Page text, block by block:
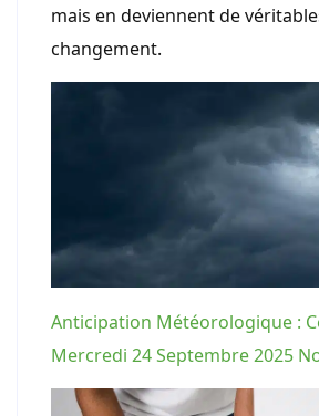
mais en deviennent de
changement.
Anticipation Météorologique :
Mercredi 24 Septembre 2025